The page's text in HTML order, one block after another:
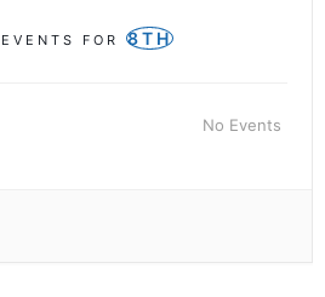
EVENTS FOR 8TH
No Events